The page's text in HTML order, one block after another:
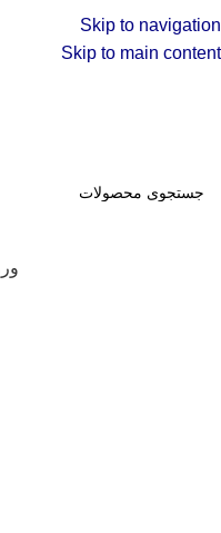
Skip to navigation
Skip to main content